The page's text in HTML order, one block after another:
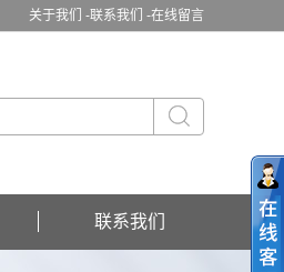
关于我们 -联系我们 -在线留言
联系我们